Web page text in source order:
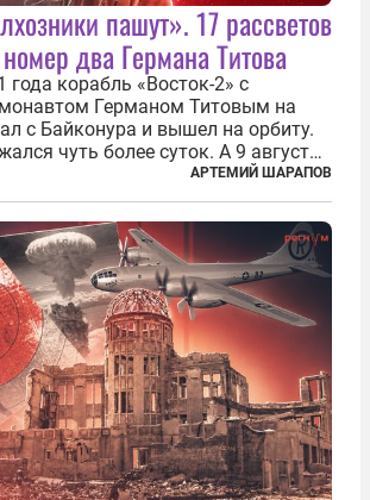
пашут». 17 рассветов
два Германа Титова
года корабль «Восток-2» с
Германом Титовым на
с Байконура и вышел на орбиту.
чуть более суток. А 9 августа
в космосе получил звезду Героя
и орден Ленина. Миссия Титова
несколько...
АРТЕМИЙ ШАРАПОВ